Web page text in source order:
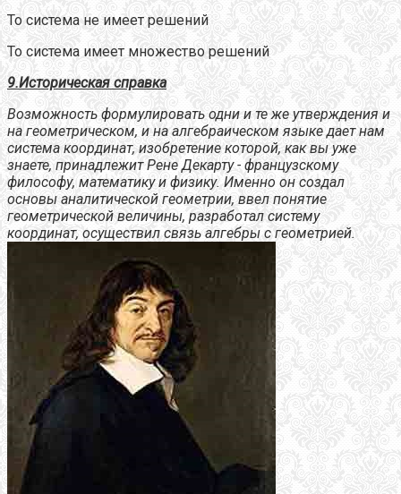
То система не имеет решений
То система имеет множество решений
9.Историческая справка
Возможность формулировать одни и те же утверждения и
на геометрическом, и на алгебраическом языке дает нам
система координат, изобретение которой, как вы уже
знаете, принадлежит Рене Декарту - французскому
философу, математику и физику. Именно он создал
основы аналитической геометрии, ввел понятие
геометрической величины, разработал систему
координат, осуществил связь алгебры с геометрией.